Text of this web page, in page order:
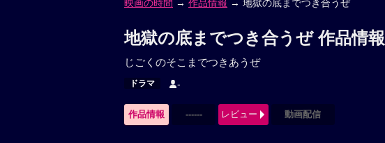
映画の時間 → 作品情報 → 地獄の底までつき合うぜ
地獄の底までつき合うぜ 作品情報
じごくのそこまでつきあうぜ
ドラマ -
作品情報 ------ レビュー 動画配信